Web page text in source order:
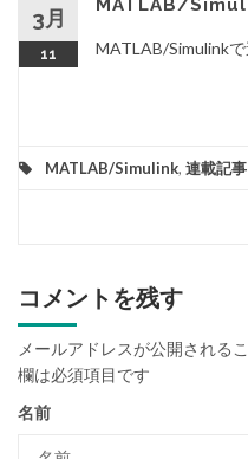
3月
11
MATLAB/
MATLAB/Simulink
MATLAB/Simulink, 連載記事
コメントを残す
メールアドレスが公開される
欄は必須項目です
名前